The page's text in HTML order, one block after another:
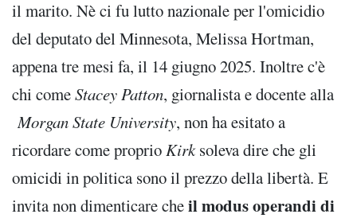
il marito. Nè ci fu lutto nazionale per l'omicidio
del deputato del Minnesota, Melissa Hortman,
appena tre mesi fa, il 14 giugno 2025. Inoltre c'è
chi comeStacey Patton, giornalista e docente alla
Morgan State University, non ha esitato a
ricordare come proprioKirksoleva dire che gli
omicidi in politica sono il prezzo della libertà. E
invita non dimenticare cheil modus operandi di